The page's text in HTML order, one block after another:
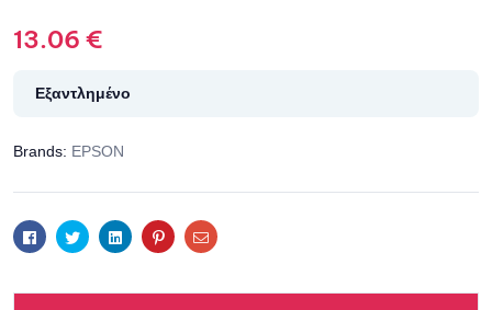
13.06 €
Εξαντλημένο
Brands: EPSON
FacebookTwitterLinkedinPinterestEmail